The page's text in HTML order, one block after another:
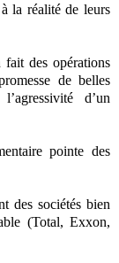
la réalité de leurs
des opérations
de belles
d’un
pointe des
des sociétés bien
(Total, Exxon,